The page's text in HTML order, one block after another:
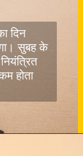
दिन
सुबह के
होता